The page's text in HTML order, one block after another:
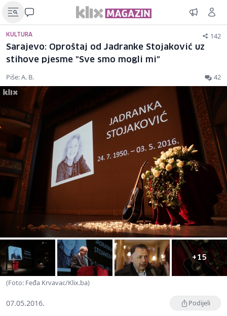
KULTURA 142
Sarajevo: Oproštaj od Jadranke Stojaković uz
stihove pjesme "Sve smo mogli mi"
Piše: A. B. 42
+15
(Foto: Feđa Krvavac/Klix.ba)
07.05.2016. Podijeli